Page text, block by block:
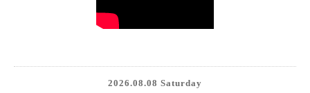
2026.08.08 Saturday